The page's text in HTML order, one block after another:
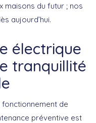
maisons du futur ; nos
aujourd’hui.
électrique
tranquillité
de
préventive est